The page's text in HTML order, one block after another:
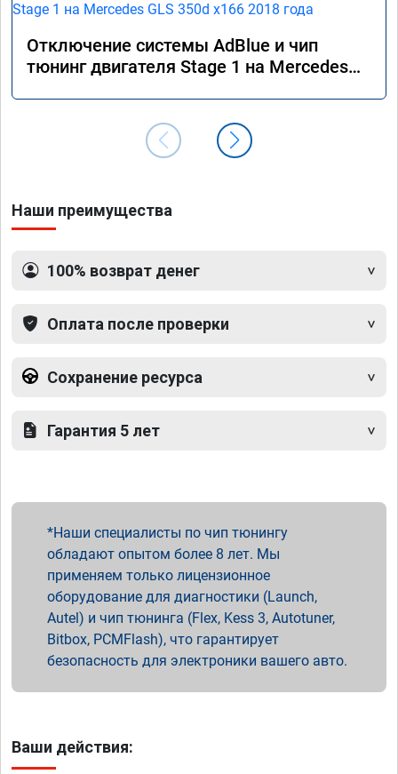
Отключение системы AdBlue и чип
тюнинг двигателя Stage 1 на Mercedes
Наши преимущества
100% возврат денег
Оплата после проверки
Сохранение ресурса
Гарантия 5 лет
Наши специалисты по чип тюнингу
обладают опытом более 8 лет. Мы
применяем только лицензионное
оборудование для диагностики (Launch,
Autel) и чип тюнинга (Flex, Kess 3, Autotuner,
Bitbox, PCMFlash), что гарантирует
безопасность для электроники вашего авто.
Ваши действия: